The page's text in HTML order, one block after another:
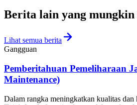
Berita lain yang mungkin
Lihat semua berita
Gangguan
Pemberitahuan Pemeliharaan
Maintenance)
Dalam rangka meningkatkan kualitas dan